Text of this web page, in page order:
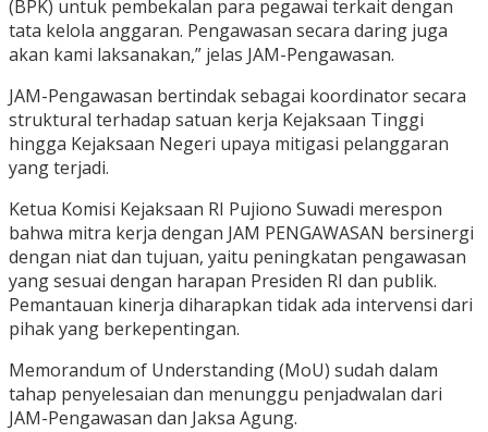
(BPK) untuk pembekalan para pegawai terkait dengan
tata kelola anggaran. Pengawasan secara daring juga
akan kami laksanakan,” jelas JAM-Pengawasan.
JAM-Pengawasan bertindak sebagai koordinator secara
struktural terhadap satuan kerja Kejaksaan Tinggi
hingga Kejaksaan Negeri upaya mitigasi pelanggaran
yang terjadi.
Ketua Komisi Kejaksaan RI Pujiono Suwadi merespon
bahwa mitra kerja dengan JAM PENGAWASAN bersinergi
dengan niat dan tujuan, yaitu peningkatan pengawasan
yang sesuai dengan harapan Presiden RI dan publik.
Pemantauan kinerja diharapkan tidak ada intervensi dari
pihak yang berkepentingan.
Memorandum of Understanding (MoU) sudah dalam
tahap penyelesaian dan menunggu penjadwalan dari
JAM-Pengawasan dan Jaksa Agung.